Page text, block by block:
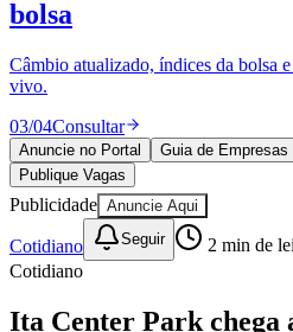
Ceará
Publique vagas e encontre os
04/04Publicar
Anuncie no Portal
Publique Vagas
Publicidade Anuncie Aqui
Cotidiano Seguir
Cotidiano
Ita Center Park chega